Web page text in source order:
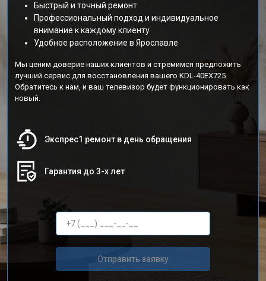
Быстрый и точный ремонт
Профессиональный подход и индивидуальное
внимание к каждому клиенту
Удобное расположение в Ярославле
Мы ценим доверие наших клиентов и стремимся предложить
лучший сервис для восстановления вашего KDL-40EX725.
Обратитесь к нам, и ваш телевизор будет функционировать как
новый.
Экспрес1 ремонт в день обращения
Гарантия до 3-х лет
Отправить заявку